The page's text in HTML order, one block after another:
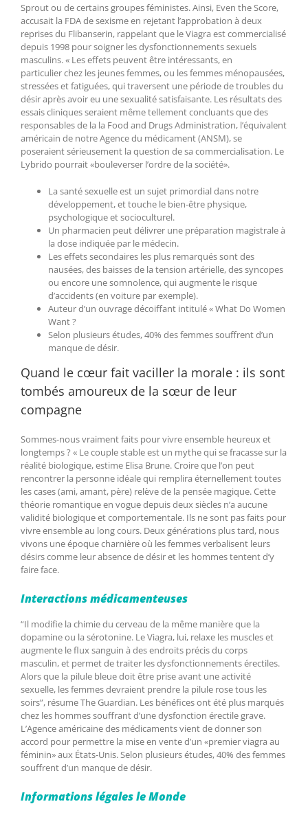
Sprout ou de certains groupes féministes. Ainsi, Even the Score,
accusait la FDA de sexisme en rejetant l’approbation à deux
reprises du Flibanserin, rappelant que le Viagra est commercialisé
depuis 1998 pour soigner les dysfonctionnements sexuels
masculins. « Les effets peuvent être intéressants, en
particulier chez les jeunes femmes, ou les femmes ménopausées,
stressées et fatiguées, qui traversent une période de troubles du
désir après avoir eu une sexualité satisfaisante. Les résultats des
essais cliniques seraient même tellement concluants que des
responsables de la la Food and Drugs Administration, l’équivalent
américain de notre Agence du médicament (ANSM), se
poseraient sérieusement la question de sa commercialisation. Le
Lybrido pourrait «bouleverser l’ordre de la société».
La santé sexuelle est un sujet primordial dans notre
développement, et touche le bien-être physique,
psychologique et socioculturel.
Un pharmacien peut délivrer une préparation magistrale à
la dose indiquée par le médecin.
Les effets secondaires les plus remarqués sont des
nausées, des baisses de la tension artérielle, des syncopes
ou encore une somnolence, qui augmente le risque
d’accidents (en voiture par exemple).
Auteur d’un ouvrage décoiffant intitulé « What Do Women
Want ?
Selon plusieurs études, 40% des femmes souffrent d’un
manque de désir.
Quand le cœur fait vaciller la morale : ils sont
tombés amoureux de la sœur de leur
compagne
Sommes-nous vraiment faits pour vivre ensemble heureux et
longtemps ? « Le couple stable est un mythe qui se fracasse sur la
réalité biologique, estime Elisa Brune. Croire que l’on peut
rencontrer la personne idéale qui remplira éternellement toutes
les cases (ami, amant, père) relève de la pensée magique. Cette
théorie romantique en vogue depuis deux siècles n’a aucune
validité biologique et comportementale. Ils ne sont pas faits pour
vivre ensemble au long cours. Deux générations plus tard, nous
vivons une époque charnière où les femmes verbalisent leurs
désirs comme leur absence de désir et les hommes tentent d’y
faire face.
Interactions médicamenteuses
“Il modifie la chimie du cerveau de la même manière que la
dopamine ou la sérotonine. Le Viagra, lui, relaxe les muscles et
augmente le flux sanguin à des endroits précis du corps
masculin, et permet de traiter les dysfonctionnements érectiles.
Alors que la pilule bleue doit être prise avant une activité
sexuelle, les femmes devraient prendre la pilule rose tous les
soirs”, résume The Guardian. Les bénéfices ont été plus marqués
chez les hommes souffrant d’une dysfonction érectile grave.
L’Agence américaine des médicaments vient de donner son
accord pour permettre la mise en vente d’un «premier viagra au
féminin» aux États-Unis. Selon plusieurs études, 40% des femmes
souffrent d’un manque de désir.
Informations légales le Monde